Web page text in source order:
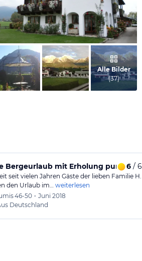
Katrin, Oktober 2012
Alle Bilder
(37)
Bergeurlaub mit Erholung pur! 6/ 6
seit vielen Jahren Gäste der lieben Familie H.
den Urlaub im… weiterlesen
46-50 • Juni 2018
Deutschland